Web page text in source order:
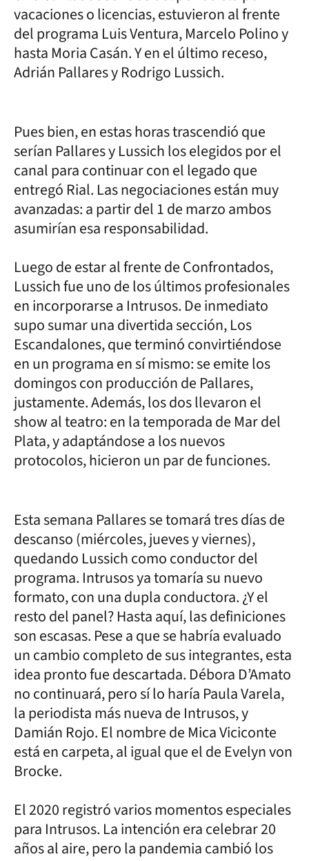
vacaciones o licencias, estuvieron al frente
del programa Luis Ventura, Marcelo Polino y
hasta Moria Casán. Y en el último receso,
Adrián Pallares y Rodrigo Lussich.
Pues bien, en estas horas trascendió que
serían Pallares y Lussich los elegidos por el
canal para continuar con el legado que
entregó Rial. Las negociaciones están muy
avanzadas: a partir del 1 de marzo ambos
asumirían esa responsabilidad.
Luego de estar al frente de Confrontados,
Lussich fue uno de los últimos profesionales
en incorporarse a Intrusos. De inmediato
supo sumar una divertida sección, Los
Escandalones, que terminó convirtiéndose
en un programa en sí mismo: se emite los
domingos con producción de Pallares,
justamente. Además, los dos llevaron el
show al teatro: en la temporada de Mar del
Plata, y adaptándose a los nuevos
protocolos, hicieron un par de funciones.
Esta semana Pallares se tomará tres días de
descanso (miércoles, jueves y viernes),
quedando Lussich como conductor del
programa. Intrusos ya tomaría su nuevo
formato, con una dupla conductora. ¿Y el
resto del panel? Hasta aquí, las definiciones
son escasas. Pese a que se habría evaluado
un cambio completo de sus integrantes, esta
idea pronto fue descartada. Débora D’Amato
no continuará, pero sí lo haría Paula Varela,
la periodista más nueva de Intrusos, y
Damián Rojo. El nombre de Mica Viciconte
está en carpeta, al igual que el de Evelyn von
Brocke.
El 2020 registró varios momentos especiales
para Intrusos. La intención era celebrar 20
años al aire, pero la pandemia cambió los